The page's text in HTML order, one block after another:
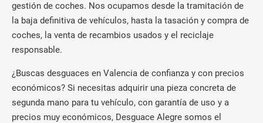
gestión de coches. Nos ocupamos desde la tramitación de
la baja definitiva de vehículos, hasta la tasación y compra de
coches, la venta de recambios usados y el reciclaje
responsable.
¿Buscas desguaces en Valencia de confianza y con precios
económicos? Si necesitas adquirir una pieza concreta de
segunda mano para tu vehículo, con garantía de uso y a
precios muy económicos, Desguace Alegre somos el